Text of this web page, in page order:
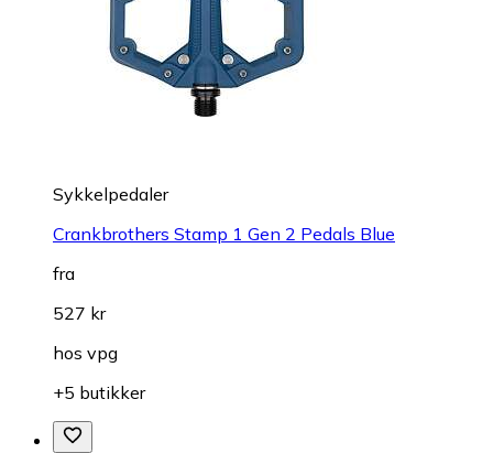
Sykkelpedaler
Crankbrothers Stamp 1 Gen 2 Pedals Blue
fra
527 kr
hos vpg
+5 butikker